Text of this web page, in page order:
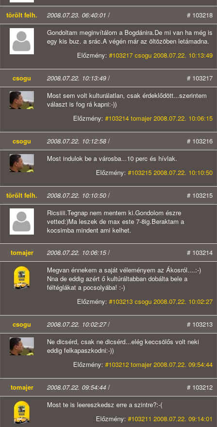
törölt felh. 2008.07.23. 06:40:01 /
# 103218
Gondoltam meginvítálom a Bogdánira.De mi van ha még is
egy kis buz. a srác.A végén már az öltözöben letámadna.
Előzmény: #103217 csogu 2008.07.22. 10:13:49
csogu 2008.07.22. 10:13:49 /
# 103217
Most sem volt kulturálatlan, csak érdeklődött...szerintem
választ is fog rá kapni:-))
Előzmény: #103214 tomajer 2008.07.22. 10:06:15
csogu 2008.07.22. 10:12:58 /
# 103216
Most indulok be a városba...10 perc és hívlak.
Előzmény: #103215 2008.07.22. 10:10:50
törölt felh. 2008.07.22. 10:10:50 /
# 103215
Ricsiiii.Tegnap nem mentem ki.Gondolom észre
vetted:)Ma leszek de max este 7-8ig.Beraktam a
kocsimba mindent ami kelhet.
tomajer 2008.07.22. 10:06:15/
# 103214
Megvan énnekem a saját véleményem az Ákosról....:-)
Nna de eddig azért ő kultúráltabban dobálta bele a
féltéglákat a pocsolyába! :-)
Előzmény: #103213 csogu 2008.07.22. 10:02:27
csogu 2008.07.22. 10:02:27/
# 103213
Ne dicsérd, csak ne dicsérd...elég keccsölős volt neki
eddig felkapaszkodni:-))
Előzmény: #103212 tomajer 2008.07.22. 09:54:44
tomajer 2008.07.22. 09:54:44 /
# 103212
Most te is leereszkedsz erre a szintre?:-(
Előzmény: #103211 2008.07.22. 09:14:01